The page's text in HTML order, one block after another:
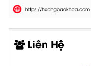
Liên Hệ